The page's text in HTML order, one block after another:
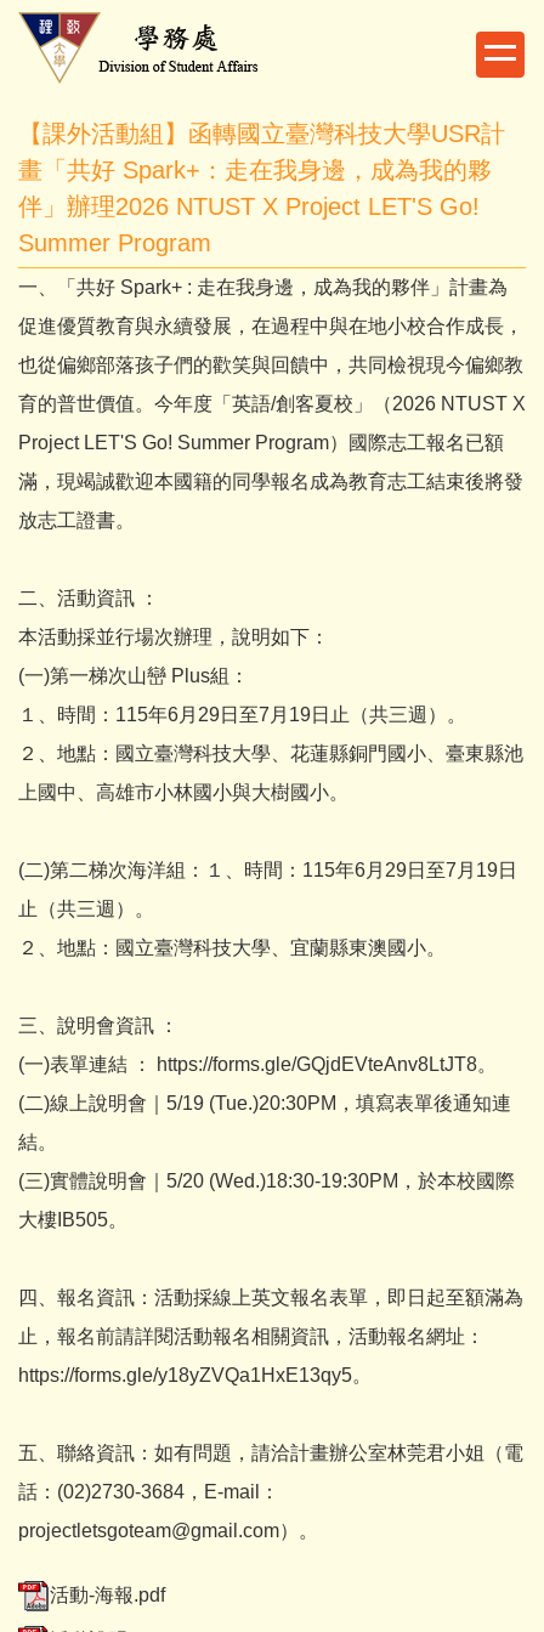
跳
容
區
【課外活動組】函轉國立臺灣科技大學USR計
畫「共好 Spark+：走在我身邊，成為我的夥
伴」辦理2026 NTUST X Project LET'S Go!
Summer Program
一、「共好 Spark+ : 走在我身邊，成為我的夥伴」計畫為
促進優質教育與永續發展，在過程中與在地小校合作成長，
也從偏鄉部落孩子們的歡笑與回饋中，共同檢視現今偏鄉教
育的普世價值。今年度「英語/創客夏校」（2026 NTUST X
Project LET'S Go! Summer Program）國際志工報名已額
滿，現竭誠歡迎本國籍的同學報名成為教育志工結束後將發
放志工證書。
二、活動資訊 ：
本活動採並行場次辦理，說明如下：
(一)第一梯次山巒 Plus組：
１、時間：115年6月29日至7月19日止（共三週）。
２、地點：國立臺灣科技大學、花蓮縣銅門國小、臺東縣池
上國中、高雄市小林國小與大樹國小。
(二)第二梯次海洋組：１、時間：115年6月29日至7月19日
止（共三週）。
２、地點：國立臺灣科技大學、宜蘭縣東澳國小。
三、說明會資訊 ：
(一)表單連結 ： https://forms.gle/GQjdEVteAnv8LtJT8。
(二)線上說明會｜5/19 (Tue.)20:30PM，填寫表單後通知連
結。
(三)實體說明會｜5/20 (Wed.)18:30-19:30PM，於本校國際
大樓IB505。
四、報名資訊：活動採線上英文報名表單，即日起至額滿為
止，報名前請詳閱活動報名相關資訊，活動報名網址：
https://forms.gle/y18yZVQa1HxE13qy5。
五、聯絡資訊：如有問題，請洽計畫辦公室林莞君小姐（電
話：(02)2730-3684，E-mail：
projectletsgoteam@gmail.com）。
活動-海報.pdf